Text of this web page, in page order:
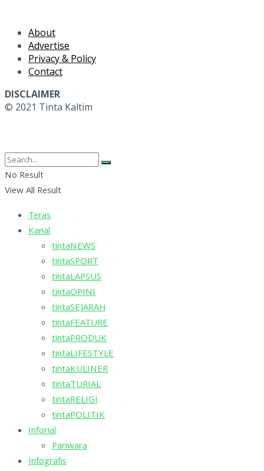
About
Advertise
Privacy & Policy
Contact
DISCLAIMER
© 2021 Tinta Kaltim
No Result
View All Result
Teras
Kanal
tintaNEWS
tintaSPORT
tintaLAPSUS
tintaOPINI
tintaSEJARAH
tintaFEATURE
tintaPRODUK
tintaLIFESTYLE
tintaKULINER
tintaTURIAL
tintaRELIGI
tintaPOLITIK
Inforial
Pariwara
Infografis